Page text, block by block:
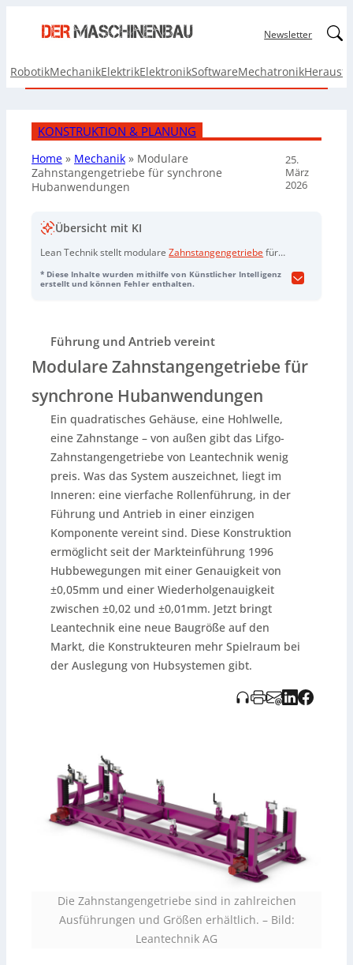
Newsletter
RobotikMechanikElektrikElektronikSoftwareMechatronik
KONSTRUKTION & PLANUNG
Home » Mechanik » Modulare
Zahnstangengetriebe für synchrone
Hubanwendungen
25.
März
2026
Übersicht mit KI
Lean Technik stellt modulareZahnstangengetriebe für
und Antrieb in einer Komponente vereint sind (
Lifgomit
kompaktem Aufbau ohne externe Führung möglich. Je
nach Baugröße erreichen
Hubkräfte von
2.000 bis 25.000 N und Geschwindigkeiten bis 3 m/s; für
Anwendungen mit vorhandener externer Führung gibt
es die BaureiheLean SL(800–25.000 N, bis 0,6 m/s),
zudem Varianten für Greif-/Zentrierbewegungen sowie
lange Hübe. Zentrales Merkmal beider Serien ist die
Modulbauweise mit identischen Gehäuseabmessungen
über alle Größen, wodurch sich Getriebe flexibel
kombinieren lassen – bis hin zu mehrachsigen
Synchronhubsystemen. Neu ist dieBaugröße 5.2 für
Lifgound
: Sie ist bis 1.030 kg ausgelegt und
schließt die Lücke zwischen 5.1 (ca. 400 kg) und 5.3 (ca.
1.600 kg); zugleich sollen im Bereich bis 1.000 kg
Fertigungskosten sinken. Anwendungsbeispiele reichen
von präzisenPositioniersystemen(u. a.
Formel‑1‑Messtechnik mit Positionierfehler < 100 µm)
über Metallverarbeitung (Hubtisch im 6‑Sekunden‑Takt)
bis zur Intralogistik (Hochregallager mit exakter
Verriegelungsposition) und Lebensmittelindustrie (hohe
Taktzahlen bei Mehlstaub/Öl, geschützt durch
geschlossenes Gehäuse). Die Getriebe sind einzeln
oder als komplett ausgelegte, einsatzfertigeHub- und
inklusive Antrieb, Stahlbau und
* Diese Inhalte wurden mithilfe von Künstlicher Intelligenz
erstellt und können Fehler enthalten.
Führung und Antrieb vereint
Modulare Zahnstangengetriebe für
synchrone Hubanwendungen
Ein quadratisches Gehäuse, eine Hohlwelle,
eine Zahnstange – von außen gibt das Lifgo-
Zahnstangengetriebe von Leantechnik wenig
preis. Was das System auszeichnet, liegt im
Inneren: eine vierfache Rollenführung, in der
Führung und Antrieb in einer einzigen
Komponente vereint sind. Diese Konstruktion
ermöglicht seit der Markteinführung 1996
Hubbewegungen mit einer Genauigkeit von
±0,05mm und einer Wiederholgenauigkeit
zwischen ±0,02 und ±0,01mm. Jetzt bringt
Leantechnik eine neue Baugröße auf den
Markt, die Konstrukteuren mehr Spielraum bei
der Auslegung von Hubsystemen gibt.
Die Zahnstangengetriebe sind in zahlreichen
Ausführungen und Größen erhältlich. – Bild:
Leantechnik AG